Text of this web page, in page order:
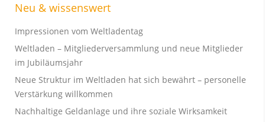
Neu & wissenswert
Impressionen vom Weltladentag
Weltladen – Mitgliederversammlung und neue Mitglieder
im Jubiläumsjahr
Neue Struktur im Weltladen hat sich bewährt – personelle
Verstärkung willkommen
Nachhaltige Geldanlage und ihre soziale Wirksamkeit